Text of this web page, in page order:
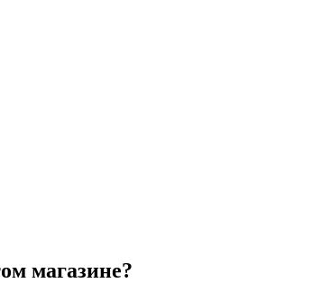
магазине?